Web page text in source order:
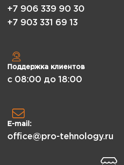
+7 906 339 90 30
+7 903 331 69 13
Поддержка клиентов
с 08:00 до 18:00
E-mail:
office@pro-tehnology.ru